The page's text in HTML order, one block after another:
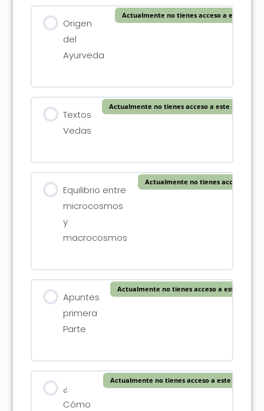
Origen
del
Ayurveda
Actualmente no tienes acceso a este
Textos
Vedas
Actualmente no tienes acceso a este contenido
Equilibrio entre
microcosmos
y
macrocosmos
Actualmente no tienes acceso a
Apuntes
primera
Parte
Actualmente no tienes acceso a este
¿
Cómo
Actualmente no tienes acceso a este